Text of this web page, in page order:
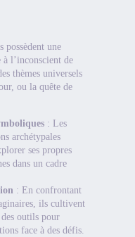
possèdent une
l’inconscient de
thèmes universels
ou la quête de
: Les
archétypales
ses propres
dans un cadre
: En confrontant
ils cultivent
outils pour
face à des défis.